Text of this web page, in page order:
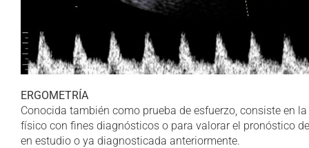
ERGOMETRÍA
Conocida también como prueba de esfuerzo, consiste en
físico con fines diagnósticos o para valorar el pronóstico
en estudio o ya diagnosticada anteriormente.